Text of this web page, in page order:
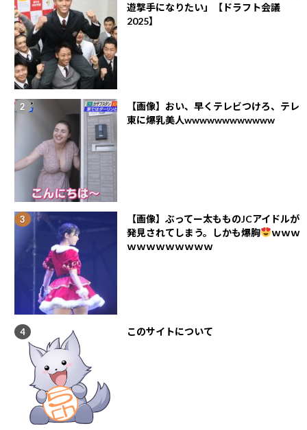
遊撃手になりたい」【ドラフト会議
2025】
【画像】おい、早くテレビつけろ、テレ
東に爆乳美人wwwwwwwwwwww
【画像】ぶってー太もものJCアイドルが
発見されてしまう。しかも爆胸
ｗｗｗ
ｗｗｗｗｗｗｗｗｗ
このサイトについて